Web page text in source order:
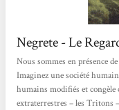
Negrete - Le
Nous sommes en présence
Imaginez une société
humains modifiés et congèle
extraterrestres – les Tritons